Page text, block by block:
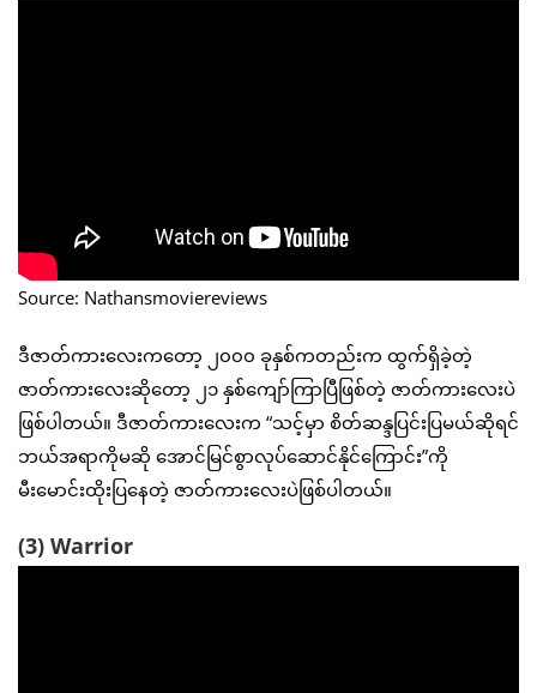
Source: Nathansmoviereviews
ဒီဇာတ်ကားလေးကတော့ ၂၀၀၀ ခုနှစ်ကတည်းက ထွက်ရှိခဲ့တဲ့
ဇာတ်ကားလေးဆိုတော့ ၂၁ နှစ်ကျော်ကြာပြီဖြစ်တဲ့ ဇာတ်ကားလေးပဲ
ဖြစ်ပါတယ်။ ဒီဇာတ်ကားလေးက “သင့်မှာ စိတ်ဆန္ဒပြင်းပြမယ်ဆိုရင်
ဘယ်အရာကိုမဆို အောင်မြင်စွာလုပ်ဆောင်နိုင်ကြောင်း”ကို
မီးမောင်းထိုးပြနေတဲ့ ဇာတ်ကားလေးပဲဖြစ်ပါတယ်။
(3) Warrior